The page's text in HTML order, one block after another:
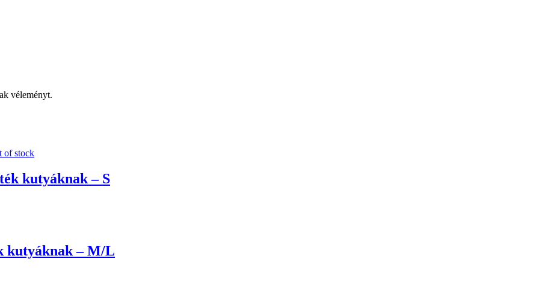
véleményt.
of stock
kutyáknak – S
kutyáknak – M/L